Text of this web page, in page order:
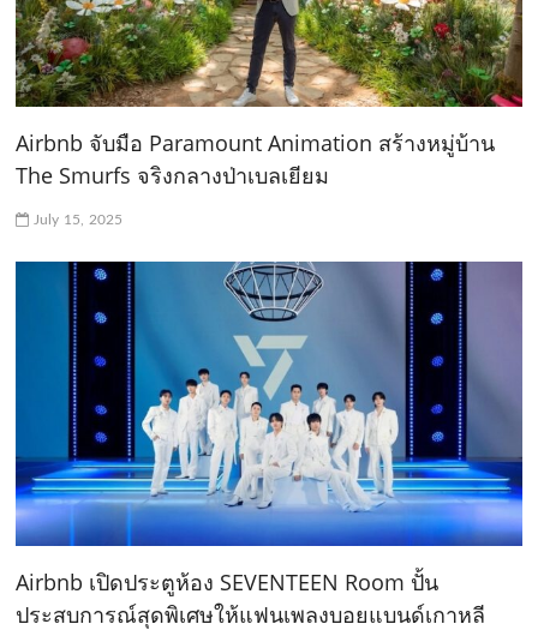
Airbnb จับมือ Paramount Animation สร้างหมู่บ้าน
The Smurfs จริงกลางป่าเบลเยียม
July 15, 2025
Airbnb เปิดประตูห้อง SEVENTEEN Room ปั้น
ประสบการณ์สุดพิเศษให้แฟนเพลงบอยแบนด์เกาหลี